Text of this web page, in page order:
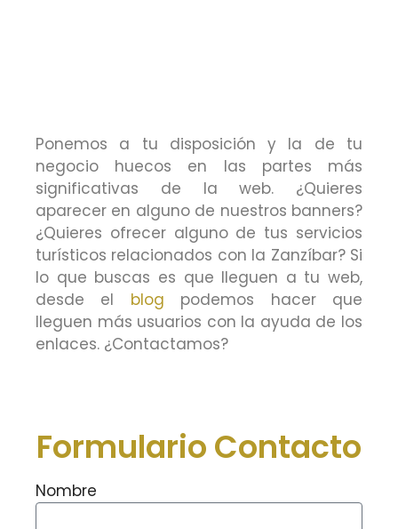
Ponemos a tu disposición y la de tu
negocio huecos en las partes más
significativas de la web. ¿Quieres
aparecer en alguno de nuestros banners?
¿Quieres ofrecer alguno de tus servicios
turísticos relacionados con la Zanzíbar? Si
lo que buscas es que lleguen a tu web,
desde el blog podemos hacer que
lleguen más usuarios con la ayuda de los
enlaces. ¿Contactamos?
Formulario Contacto
Nombre